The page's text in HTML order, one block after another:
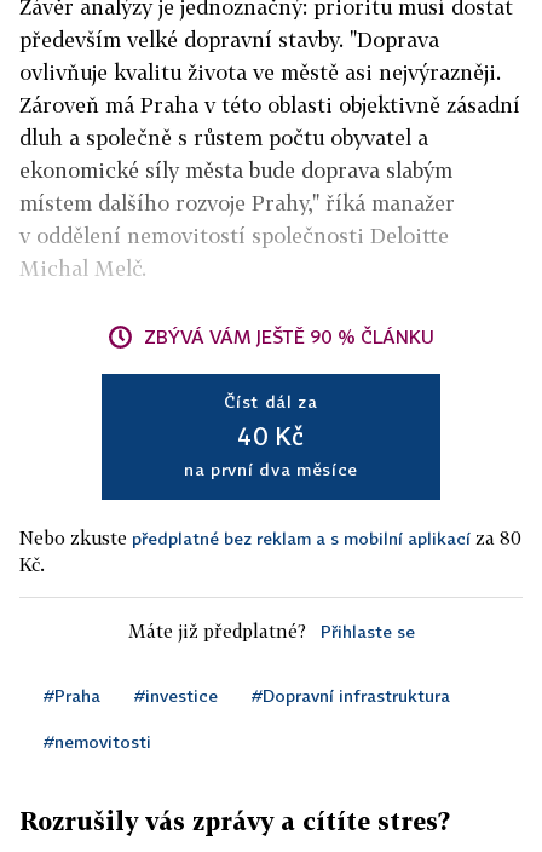
Závěr analýzy je jednoznačný: prioritu musí dostat
především velké dopravní stavby. "Doprava
ovlivňuje kvalitu života ve městě asi nejvýrazněji.
Zároveň má Praha v této oblasti objektivně zásadní
dluh a společně s růstem počtu obyvatel a
ekonomické síly města bude doprava slabým
místem dalšího rozvoje Prahy," říká manažer
v oddělení nemovitostí společnosti Deloitte
Michal Melč.
ZBÝVÁ VÁM JEŠTĚ 90 % ČLÁNKU
Číst dál za
40 Kč
na první dva měsíce
Nebo zkuste předplatné bez reklam a s mobilní aplikací za 80
Kč.
Máte již předplatné? Přihlaste se
#Praha #investice #Dopravní infrastruktura
#nemovitosti
Rozrušily vás zprávy a cítíte stres?